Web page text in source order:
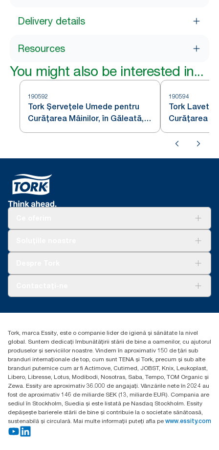
Delivery details
Resources
You might also be interested in...
190592
Tork Șervețele Umede pentru
Curățarea Mâinilor, în Găleată,
Alb W14
190594
Tork Lavete
Curățarea
Găleată, Alb
Essity Hungary Kft. Professional Hygiene
Budakeszi út 51.
Tork, marca Essity, este o companie lider de igienă și sănătate la nivel
global. Suntem dedicați îmbunătățirii stării de bine a oamenilor, cu ajutorul
produselor și serviciilor noastre. Vindem în aproximativ 150 de țări sub
branduri internaționale de top, cum sunt TENA și Tork, precum și sub alte
branduri puternice cum ar fi Actimove, Cutimed, JOBST, Knix, Leukoplast,
Libero, Libresse, Lotus, Modibodi, Nosotras, Saba, Tempo, TOM Organic și
Zewa. Essity are aproximativ 36.000 de angajați. Vânzările nete în 2024 au
fost de aproximativ 146 de miliarde SEK (13, miliarde EUR). Compania are
sediul în Stockholm, Suedia și este listată pe Nasdaq Stockholm. Essity
depășește barierele stării de bine și contribuie la o societate sănătoasă,
sustenabilă și circulară. Mai multe informații puteți afla pe www.essity.com